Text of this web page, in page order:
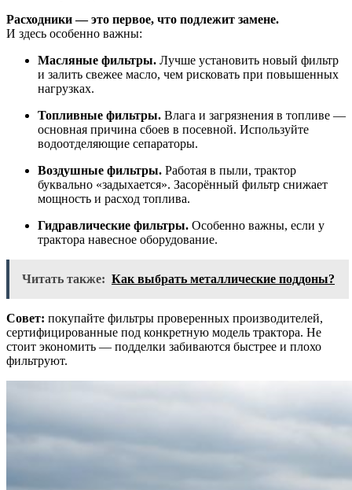
Расходники — это первое, что подлежит замене.
И здесь особенно важны:
Масляные фильтры. Лучше установить новый фильтр
и залить свежее масло, чем рисковать при повышенных
нагрузках.
Топливные фильтры. Влага и загрязнения в топливе —
основная причина сбоев в посевной. Используйте
водоотделяющие сепараторы.
Воздушные фильтры. Работая в пыли, трактор
буквально «задыхается». Засорённый фильтр снижает
мощность и расход топлива.
Гидравлические фильтры. Особенно важны, если у
трактора навесное оборудование.
Читать также: Как выбрать металлические поддоны?
Совет: покупайте фильтры проверенных производителей,
сертифицированные под конкретную модель трактора. Не
стоит экономить — подделки забиваются быстрее и плохо
фильтруют.